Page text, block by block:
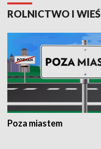
ROLNICTWO I WIEŚ
Poza miastem